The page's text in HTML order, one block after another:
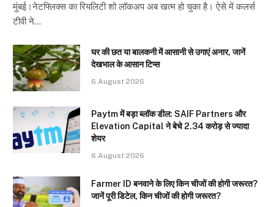
मुंबई।नेटफ्लिक्स का रियलिटी शो लॉकअप अब खत्म हो चुका है। ऐसे में कलर्स
टीवी ने…
घर की छत या बालकनी में आसानी से उगाएं अनार, जानें
देखभाल के आसान टिप्स
6 August 2026
Paytm में बड़ा ब्लॉक डील: SAIF Partners और
Elevation Capital ने बेचे 2.34 करोड़ से ज्यादा
शेयर
6 August 2026
Farmer ID बनवाने के लिए किन चीजों की होगी जरूरत?
जानें पूरी डिटेल, किन चीजों की होगी जरूरत?